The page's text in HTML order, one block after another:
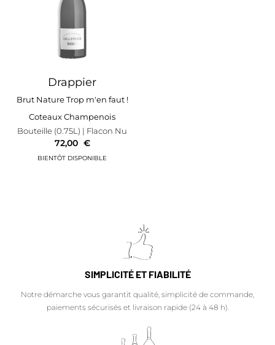
Drappier
Brut Nature Trop m'en faut !
Coteaux Champenois
Bouteille (0.75L) | Flacon Nu
72,00 €
SIMPLICITÉ ET FIABILITÉ
Notre démarche vous garantit qualité, simplicité de commande,
paiements sécurisés et livraison rapide (24 à 48 h).